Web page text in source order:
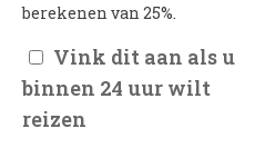
berekenen van 25%.
Vink dit aan als u
binnen 24 uur wilt
reizen